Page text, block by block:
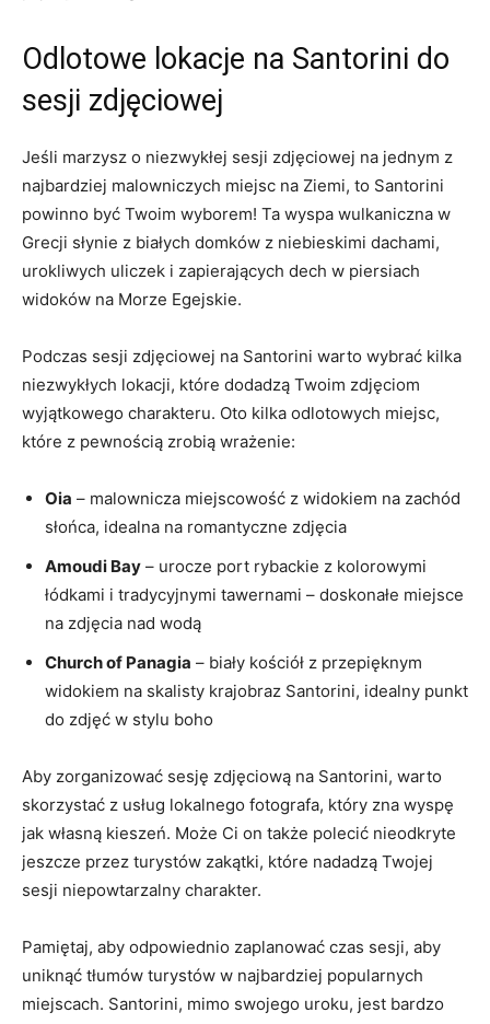
Odlotowe lokacje ‌na Santorini do ​
sesji zdjęciowej
Jeśli ‍marzysz ⁣o niezwykłej sesji zdjęciowej na jednym z
najbardziej ‌malowniczych miejsc na Ziemi, to Santorini
⁤powinno być‌ Twoim⁤ wyborem! Ta wyspa wulkaniczna w
Grecji słynie z białych ⁣domków z niebieskimi‍ dachami,
urokliwych uliczek ​i zapierających dech w ⁢piersiach⁤
widoków na ⁣Morze Egejskie.
Podczas sesji zdjęciowej na ⁣Santorini warto wybrać⁣ kilka
niezwykłych‌ lokacji, które​ dodadzą Twoim⁣ zdjęciom⁣
wyjątkowego charakteru. Oto kilka odlotowych miejsc,
które ​z ‍pewnością zrobią wrażenie:
Oia – malownicza ⁢miejscowość z‍ widokiem na zachód
słońca, idealna ‍na ​romantyczne zdjęcia
Amoudi Bay – urocze port rybackie z kolorowymi
łódkami i tradycyjnymi tawernami – doskonałe miejsce
na zdjęcia⁤ nad ‍wodą
Church of⁢ Panagia – biały kościół⁣ z przepięknym
widokiem⁣ na‍ skalisty krajobraz⁤ Santorini, idealny punkt
do zdjęć w stylu boho
Aby zorganizować⁢ sesję zdjęciową na Santorini, warto
skorzystać z usług​ lokalnego fotografa, który zna wyspę‌
jak własną kieszeń. Może⁢ Ci on także polecić nieodkryte
jeszcze przez turystów zakątki, które ‍nadadzą Twojej
‌sesji​ niepowtarzalny charakter.
Pamiętaj, aby odpowiednio zaplanować czas sesji, aby
uniknąć tłumów turystów w najbardziej popularnych⁣
miejscach. Santorini,​ mimo swojego uroku, ⁣jest bardzo